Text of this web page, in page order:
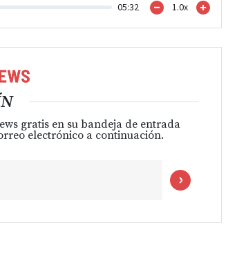
05:32 1.0x
gratis en su bandeja de entrada
electrónico a continuación.